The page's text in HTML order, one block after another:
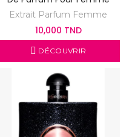
Extrait Parfum Femme
10,000 TND
DÉCOUVRIR